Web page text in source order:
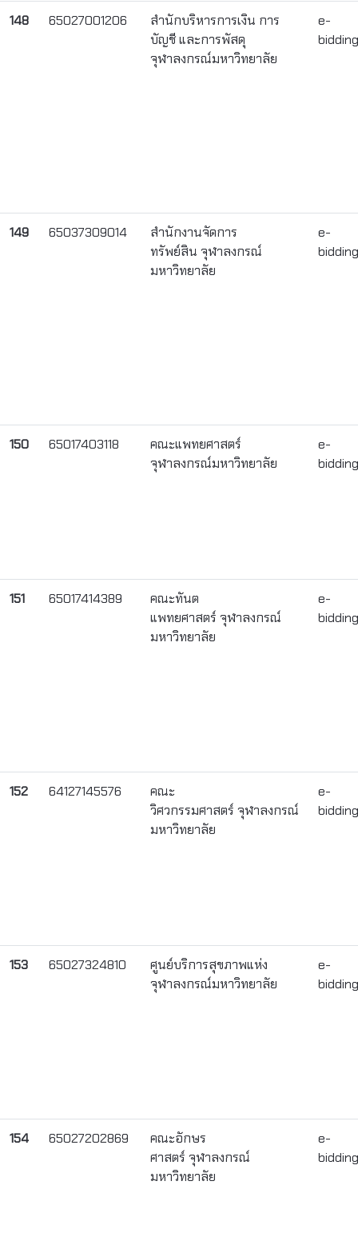
148 65027001206
สำนักบริหารการเงิน การ
บัญชี และการพัสดุ
จุฬาลงกรณ์มหาวิทยาลัย
e-
bidding
149 65037309014
สำนักงานจัดการ
ทรัพย์สิน จุฬาลงกรณ์
มหาวิทยาลัย
e-
bidding
150 65017403118
คณะแพทยศาสตร์
จุฬาลงกรณ์มหาวิทยาลัย
e-
bidding
151 65017414389
คณะทันต
แพทยศาสตร์ จุฬาลงกรณ์
มหาวิทยาลัย
e-
bidding
152 64127145576
คณะ
วิศวกรรมศาสตร์ จุฬาลงกรณ์
มหาวิทยาลัย
e-
bidding
153 65027324810
ศูนย์บริการสุขภาพแห่ง
จุฬาลงกรณ์มหาวิทยาลัย
e-
bidding
154 65027202869
คณะอักษร
ศาสตร์ จุฬาลงกรณ์
มหาวิทยาลัย
e-
bidding